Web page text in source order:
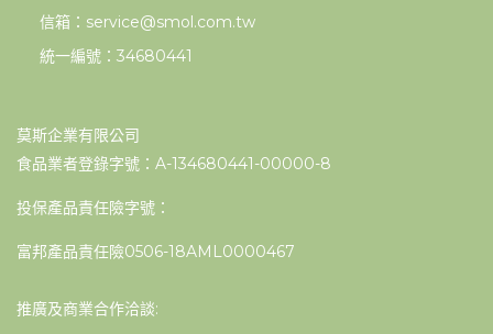
信箱：service@smol.com.tw
統一編號：34680441
莫斯企業有限公司
食品業者登錄字號：A-134680441-00000-8
投保產品責任險字號：
富邦產品責任險0506-18AML0000467
推廣及商業合作洽談: